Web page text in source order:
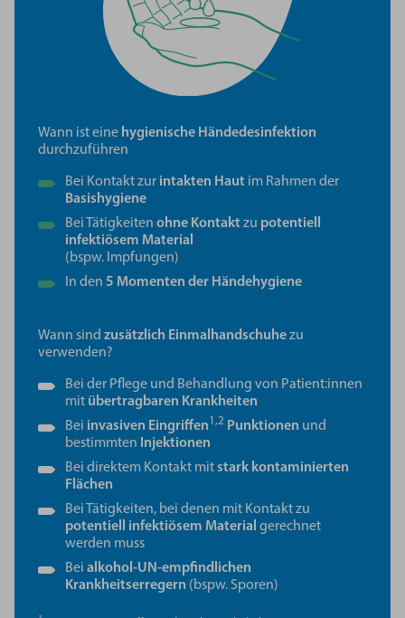
Wann ist eine hygienische Händedesinfektion
durchzuführen
Bei Kontakt zur intakten Hautim Rahmen der
Basishygiene
Bei Tätigkeiten ohne Kontaktzu potentiell
infektiösem Material
(bspw. Impfungen)
In den 5 Momenten der Händehygiene
Wann sind zusätzlich Einmalhandschuhezu
verwenden?
Bei der Pflege und Behandlung von Patient:innen
mit übertragbaren Krankheiten
Bei invasiven Eingriffen1,2 Punktionen und
bestimmten Injektionen
Bei direktem Kontakt mitstark kontaminierten
Flächen
Bei Tätigkeiten, bei denen mit Kontakt zu
potentiell infektiösem Material gerechnet
werden muss
Bei alkohol-UN-empfindlichen
Krankheitserregern (bspw. Sporen)